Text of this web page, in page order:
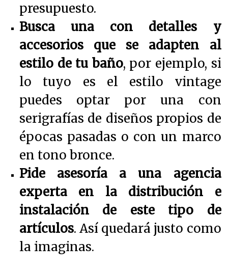
presupuesto.
Busca una con detalles y
accesorios que se adapten al
estilo de tu baño, por ejemplo, si
lo tuyo es el estilo vintage
puedes optar por una con
serigrafías de diseños propios de
épocas pasadas o con un marco
en tono bronce.
Pide asesoría a una agencia
experta en la distribución e
instalación de este tipo de
artículos. Así quedará justo como
la imaginas.